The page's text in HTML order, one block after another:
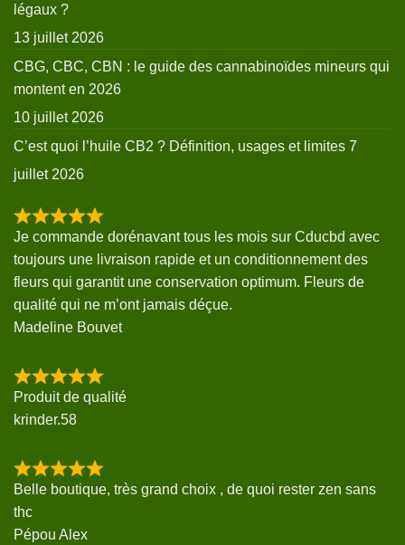
légaux ?
13 juillet 2026
CBG, CBC, CBN : le guide des cannabinoïdes mineurs qui
montent en 2026
10 juillet 2026
C’est quoi l’huile CB2 ? Définition, usages et limites 7
juillet 2026
Je commande dorénavant tous les mois sur Cducbd avec
toujours une livraison rapide et un conditionnement des
fleurs qui garantit une conservation optimum. Fleurs de
qualité qui ne m’ont jamais déçue.
Madeline Bouvet
Produit de qualité
krinder.58
Belle boutique, très grand choix , de quoi rester zen sans
thc
Pépou Alex